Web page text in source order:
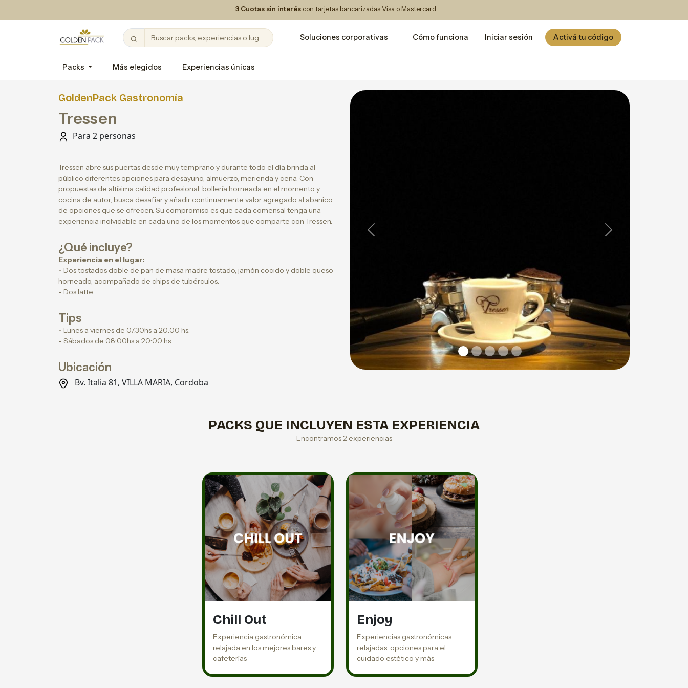
3 Cuotas sin interés con tarjetas bancarizadas Visa o Mastercard
Soluciones corporativas Cómo funciona Iniciar sesión Activá tu código
Packs Más elegidos Experiencias únicas
GoldenPack Gastronomía
Tressen
Para 2 personas
Tressen abre sus puertas desde muy temprano y durante todo el día brinda al
público diferentes opciones para desayuno, almuerzo, merienda y cena. Con
propuestas de altísima calidad profesional, bollería horneada en el momento y
cocina de autor, busca desafiar y añadir continuamente valor agregado al abanico
de opciones que se ofrecen. Su compromiso es que cada comensal tenga una
experiencia inolvidable en cada uno de los momentos que comparte con Tressen.
¿Qué incluye?
Experiencia en el lugar:
- Dos tostados doble de pan de masa madre tostado, jamón cocido y doble queso
horneado, acompañado de chips de tubérculos.
- Dos latte.
Tips
- Lunes a viernes de 07:30hs a 20:00 hs.
- Sábados de 08:00hs a 20:00 hs.
Ubicación
Bv. Italia 81, VILLA MARIA, Cordoba
Previous Next
PACKS QUE INCLUYEN ESTA EXPERIENCIA
Encontramos 2 experiencias
Chill Out
Experiencia gastronómica
relajada en los mejores bares y
cafeterías
Enjoy
Experiencias gastronómicas
relajadas, opciones para el
cuidado estético y más